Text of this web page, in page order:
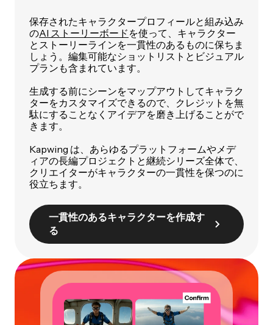
保存されたキャラクタープロフィールと組み込み
のAI ストーリーボード を使って、キャラクター
とストーリーラインを一貫性のあるものに保ちま
しょう。編集可能なショットリストとビジュアル
プランも含まれています。
生成する前にシーンをマップアウトしてキャラク
ターをカスタマイズできるので、クレジットを無
駄にすることなくアイデアを磨き上げることがで
きます。
Kapwing は、あらゆるプラットフォームやメデ
ィアの長編プロジェクトと継続シリーズ全体で、
クリエイターがキャラクターの一貫性を保つのに
役立ちます。
一貫性のあるキャラクターを作成す
る